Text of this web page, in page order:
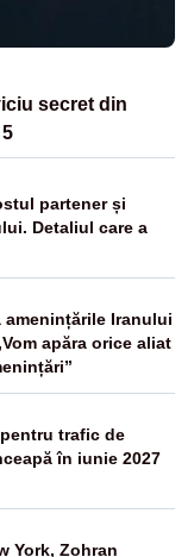
secret din
partener și
Detaliul care a
amenințările Iranului
apăra orice aliat
trafic de
în iunie 2027
York, Zohran